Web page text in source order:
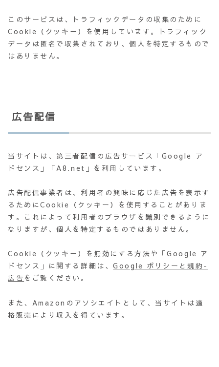
このサービスは、トラフィックデータの収集のために
Cookie（クッキー）を使用しています。トラフィック
データは匿名で収集されており、個人を特定するもので
はありません。
広告配信
当サイトは、第三者配信の広告サービス「Google ア
ドセンス」「A8.net」を利用しています。
広告配信事業者は、利用者の興味に応じた広告を表示す
るためにCookie（クッキー）を使用することがありま
す。これによって利用者のブラウザを識別できるように
なりますが、個人を特定するものではありません。
Cookie（クッキー）を無効にする方法や「Google ア
ドセンス」に関する詳細は、Google ポリシーと規約-
広告 をご覧ください。
また、Amazonのアソシエイトとして、当サイトは適
格販売により収入を得ています。